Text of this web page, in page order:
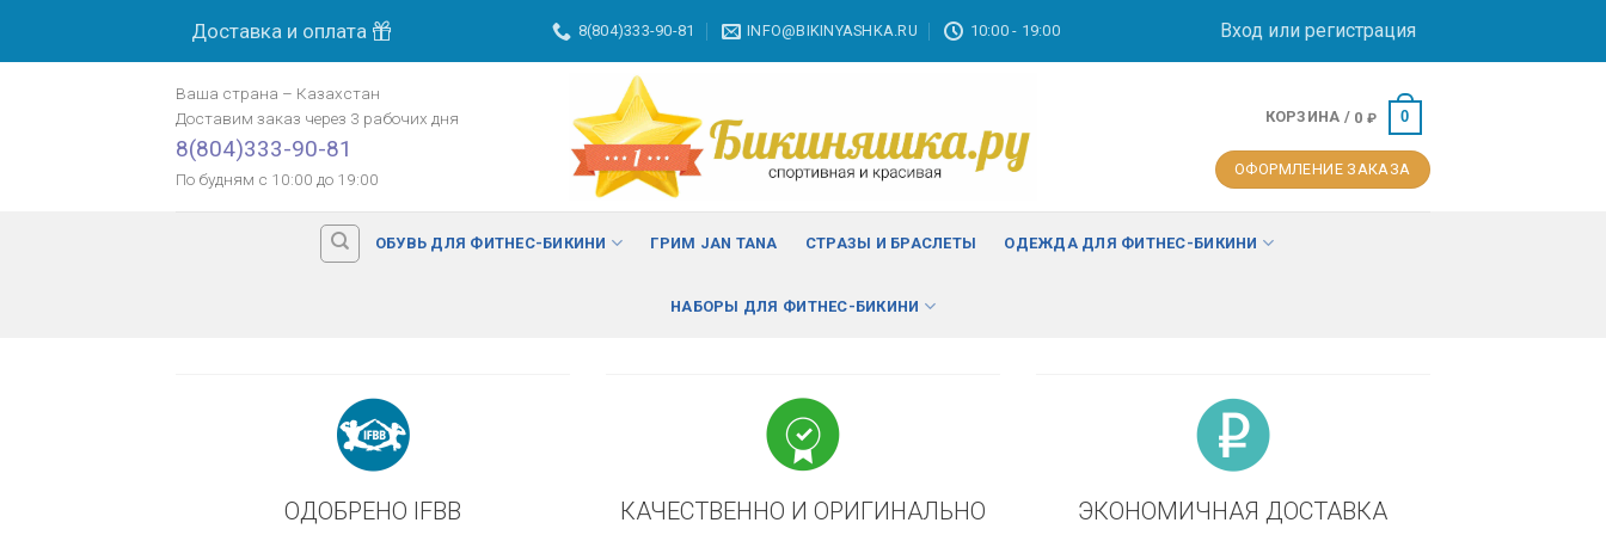
Доставка и оплата 8(804)333-90-81 INFO@BIKINYASHKA.RU 10:00 - 19:00 Вход или регистрация
Ваша страна – Казахстан
Доставим заказ через 3 рабочих дня
8(804)333-90-81
По будням с 10:00 до 19:00
КОРЗИНА / 0 ₽ 0
ОФОРМЛЕНИЕ ЗАКАЗА
ОБУВЬ ДЛЯ ФИТНЕС-БИКИНИ ГРИМ JAN TANA СТРАЗЫ И БРАСЛЕТЫ ОДЕЖДА ДЛЯ ФИТНЕС-БИКИНИ
НАБОРЫ ДЛЯ ФИТНЕС-БИКИНИ
ОДОБРЕНО IFBB КАЧЕСТВЕННО И ОРИГИНАЛЬНО ЭКОНОМИЧНАЯ ДОСТАВКА
МОСКВА изменить
Оплата картой банка